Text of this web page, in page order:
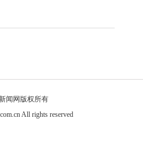
闻网版权所有
All rights reserved